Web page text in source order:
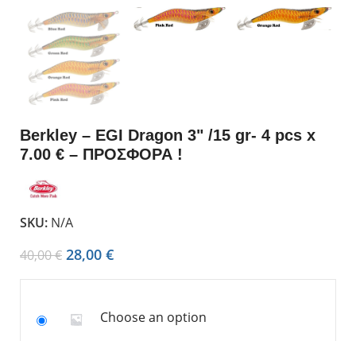
Berkley – EGI Dragon 3" /15 gr- 4 pcs x
7.00 € – ΠΡΟΣΦΟΡΑ !
SKU: N/A
40,00€ 28,00 €
Choose an option